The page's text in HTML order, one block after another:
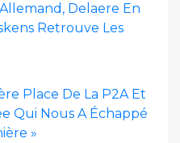
Delaere En
Retrouve Les
Place De La P2A Et
Qui Nous A Échappé
»